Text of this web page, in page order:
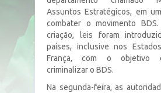
Assuntos Estratégicos, em
combater o movimento
criação, leis foram
países, inclusive nos
França, com o objetivo
criminalizar o BDS.
Na segunda-feira, as